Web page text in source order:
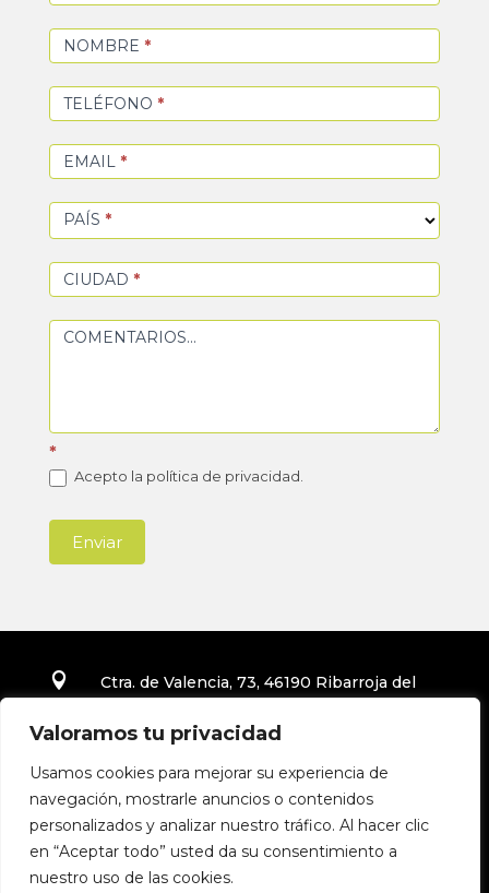
Valoramos tu privacidad
Usamos cookies para mejorar su experiencia de
navegación, mostrarle anuncios o contenidos
personalizados y analizar nuestro tráfico. Al hacer clic
en “Aceptar todo” usted da su consentimiento a
nuestro uso de las cookies.
NOMBRE *
TELÉFONO *
EMAIL *
PAÍS *
CIUDAD *
COMENTARIOS...
*
Acepto la política de privacidad.
Enviar

Ctra. de Valencia, 73, 46190 Ribarroja del

96 277 09 29